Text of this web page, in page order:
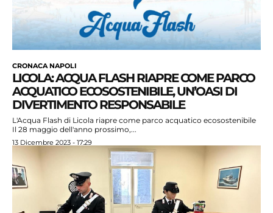
CRONACA NAPOLI
LICOLA: ACQUA FLASH RIAPRE COME PARCO
ACQUATICO ECOSOSTENIBILE, UN’OASI DI
DIVERTIMENTO RESPONSABILE
L'Acqua Flash di Licola riapre come parco acquatico ecosostenibile
Il 28 maggio dell'anno prossimo,...
13 Dicembre 2023 - 17:29